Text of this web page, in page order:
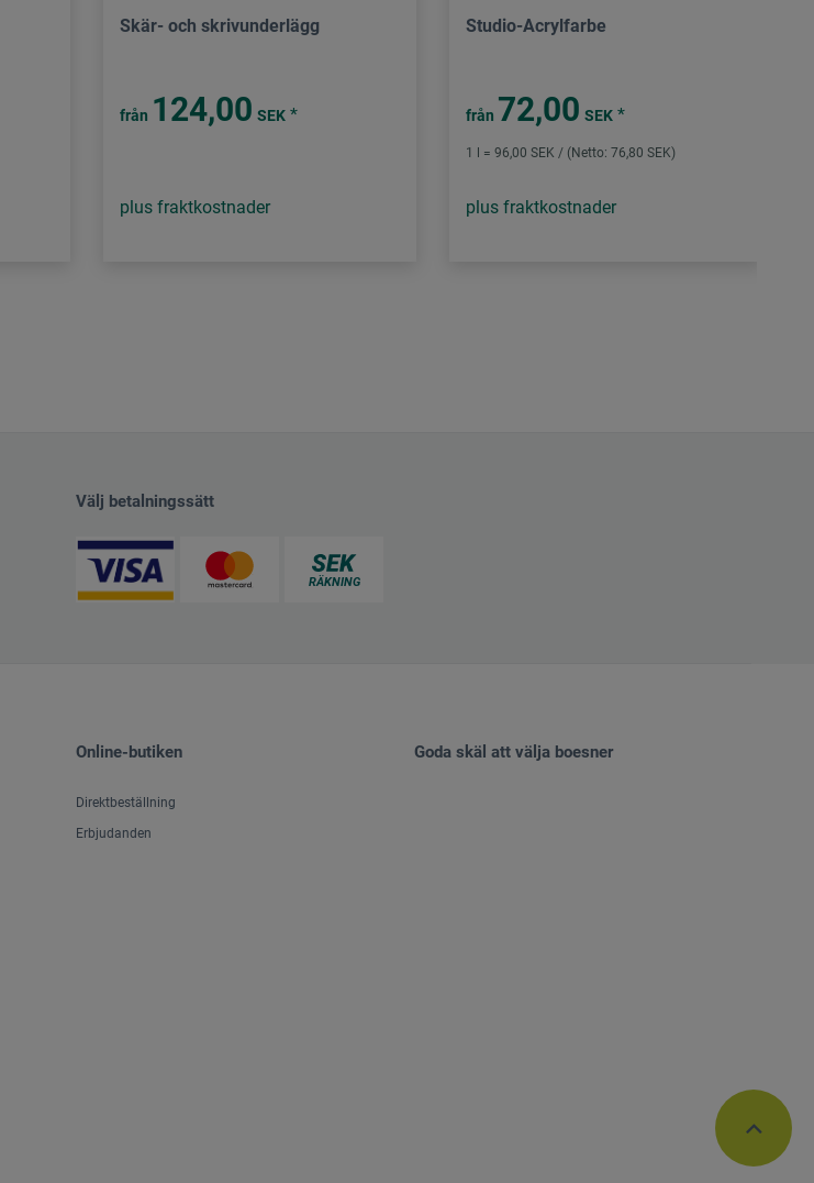
Skär- och skrivunderlägg
från 124,00 SEK *
plus fraktkostnader
Studio-Acrylfarbe
från 72,00 SEK *
1 l = 96,00 SEK / (Netto: 76,80 SEK)
plus fraktkostnader
Välj betalningssätt
Online-butiken
Direktbeställning
Erbjudanden
Goda skäl att välja boesner